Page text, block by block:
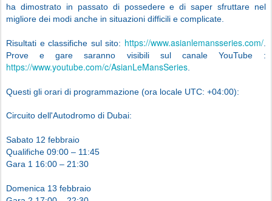
ha dimostrato in passato di possedere e di saper sfruttare nel
migliore dei modi anche in situazioni difficili e complicate.
Risultati e classifiche sul sito: https://www.asianlemansseries.com/
Prove e gare saranno visibili sul canale YouTube :
https://www.youtube.com/c/AsianLeMansSeries
Questi gli orari di programmazione (ora locale UTC: +04:00):
Circuito dell'Autodromo di Dubai:
Sabato 12 febbraio
Qualifiche 09:00 – 11:45
Gara 1 16:00 – 21:30
Domenica 13 febbraio